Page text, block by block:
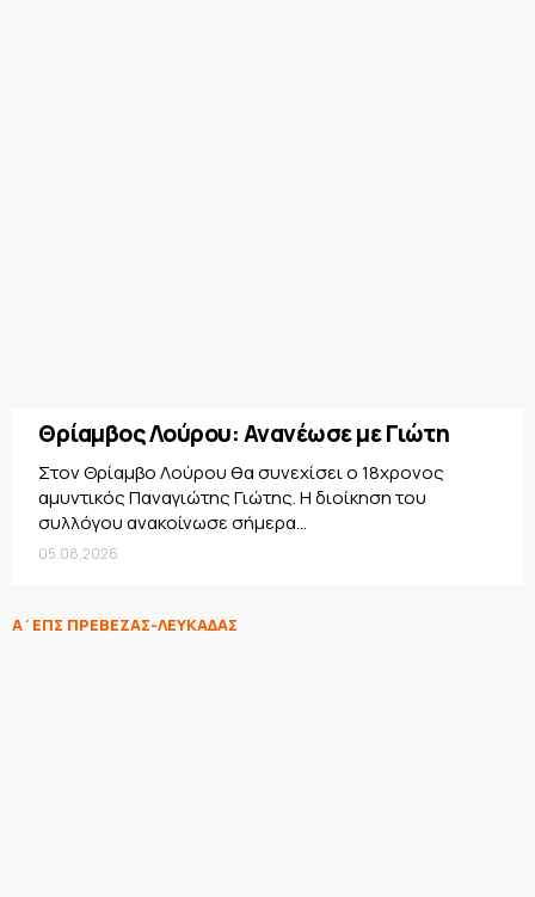
Θρίαμβος Λούρου: Ανανέωσε με Γιώτη
Στον Θρίαμβο Λούρου θα συνεχίσει ο 18χρονος
αμυντικός Παναγιώτης Γιώτης. Η διοίκηση του
συλλόγου ανακοίνωσε σήμερα...
05.08.2026
Α΄ΕΠΣ ΠΡΕΒΕΖΑΣ-ΛΕΥΚΑΔΑΣ